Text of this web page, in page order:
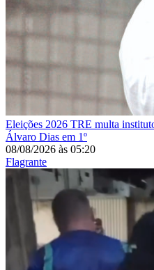
Eleições 2026 TRE multa
Álvaro Dias em 1º
08/08/2026 às 05:20
Flagrante